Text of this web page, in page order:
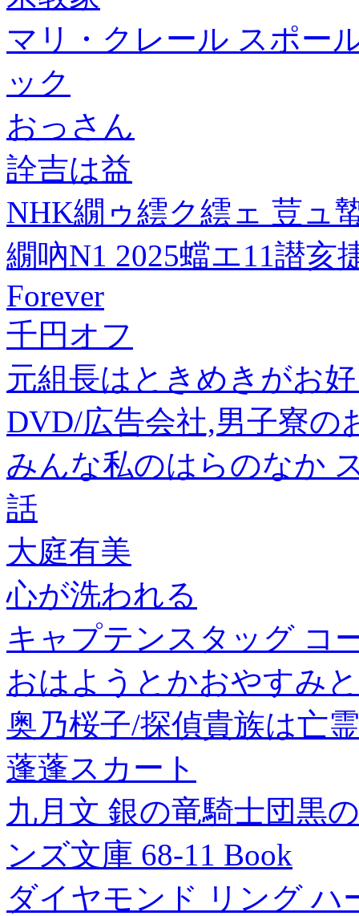
マリ・クレール スポー
ック
おっさん
詮吉は益
NHK繝ゥ繧ク繧ェ 荳ュ
繝吶Ν1 2025蟷エ11譛亥
Forever
千円オフ
元組長はときめきがお
DVD/広告会社,男子寮の
みんな私のはらのなか
話
大庭有美
心が洗われる
キャプテンスタッグ コ
おはようとかおやすみ
奥乃桜子/探偵貴族は亡
蓬蓬スカート
九月文 銀の竜騎士団黒
ンズ文庫 68-11 Book
ダイヤモンド リング ハ